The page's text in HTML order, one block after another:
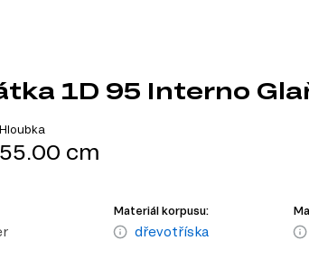
1D 95 Interno
Hloubka
55.00 cm
Materiál korpusu:
dřevotříska